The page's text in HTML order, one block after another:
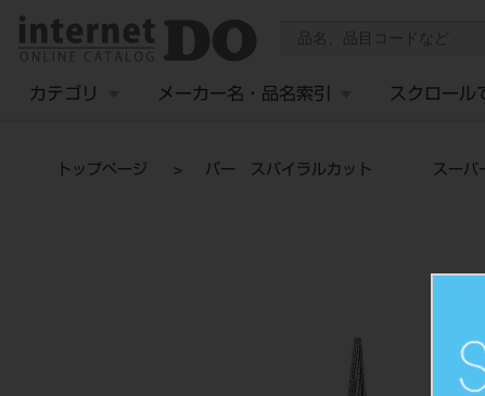
カテゴリ メーカー名・品名索引 スクロール
トップページ バー スパイラルカット スーパー